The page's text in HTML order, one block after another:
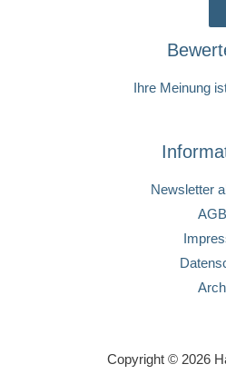
Ihre Meinung
Newsletter
Copyright © 2026